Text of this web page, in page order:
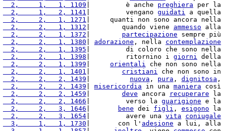
  2,     1,   1, 1109
|         è anche preghiera per la
  2,     1,   2, 1141
|         vengano guidati a quella
  2,     2,   1, 1271
|     quanti non sono ancora nella
  2,     2,   1, 1312
|        quando viene ammesso alla
  2,     2,   1, 1372
partecipazione sempre più
  2,     2,   1, 1380
adorazione , nella contemplazione
  2,     2,   1, 1395
|         di coloro che sono nella
  2,     2,   1, 1398
|         ritornino i giorni della
  2,     2,   1, 1399
orientali che non sono nella
  2,     2,   1, 1401
cristiani che non sono in
  2,     2,   2, 1439
nuova , pura , dignitosa ,
  2,     2,   2, 1439
misericordia in una maniera così
  2,     2,   2, 1459
deve ancora recuperare la
  2,     2,   2, 1466
|         verso la guarigione e la
  2,     2,   3, 1646
bene dei figli , esigono la
  2,     2,   3, 1654
|         avere una vita coniugale
  3,     1,   1, 1730
|       con l' adesione a lui, alla